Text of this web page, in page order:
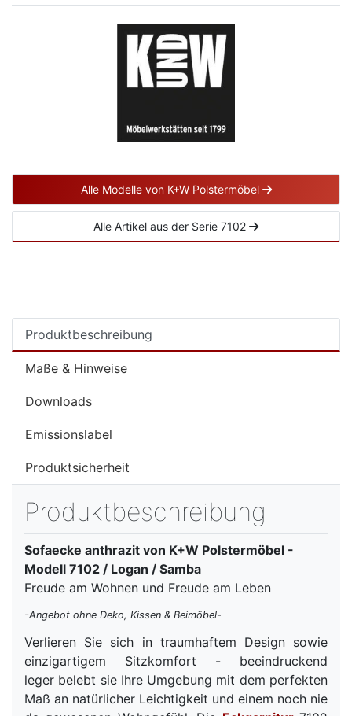
Alle Modelle von K+W Polstermöbel
Alle Artikel aus der Serie 7102
Produktbeschreibung
Maße & Hinweise
Downloads
Emissionslabel
Produktsicherheit
Produktbeschreibung
Sofaecke anthrazit von K+W Polstermöbel -
Modell 7102 / Logan / Samba
Freude am Wohnen und Freude am Leben
-Angebot ohne Deko, Kissen & Beimöbel-
Verlieren Sie sich in traumhaftem Design sowie
einzigartigem Sitzkomfort - beeindruckend
leger belebt sie Ihre Umgebung mit dem perfekten
Maß an natürlicher Leichtigkeit und einem noch nie